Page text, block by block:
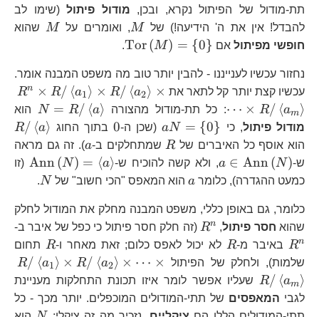
תת-מודול של הפיתול נקרא, ובכן, מודול פיתול (שימו לב
להבדל! אין את ה' הידיעה!) של
M
M, ואומרים על M
M שהוא
חופשי מפיתול אם Tor(M) = {0}
.
נחזור עכשיו לענייננו - להבין יותר טוב מה משפט המבנה אומר.
עכשיו קצת יותר קל לתאר את
Rn × R/ ⟨a1⟩ × R/ ⟨a2⟩ ×
⋯ × R/ ⟨am⟩ : כל תת-מודול מהצורה N = R/ ⟨a⟩
הוא
מודול פיתול, כי
aN=\left\
{
0\right\}
aN = {0} (שכן ה- 0
0בתוך החוג R/ ⟨a⟩
הוא אוסף כל האיברים של R R שמתחלקים ב- a
a). זה גם מראה
ש-
a\in\text{Ann}\left(N\right)
a ∈ Ann(N) , ולא קשה להוכיח ש- Ann(N) = ⟨a⟩
(זו
כמעט ההגדרה), כלומר
a a הוא המאפס "הכי חשוב" של N
N
.
כלומר, גם באופן כללי, משפט המבנה מחלק את המודול לחלק
שהוא חסר פיתול,
R^{n} Rn (זה חלק חסר פיתול כי כפל של איבר ב-
Rn באיבר מ- R R לא יכול לאפס כלום; זאת מאחר ו- R
R תחום
שלמות), ולחלק של הפיתול
R/ ⟨a1⟩ × R/ ⟨a2⟩ × ⋯ ×
R/ ⟨am⟩
שעליו אפשר לומר איזו תכונת התחלקות מעניינת
לגבי המאפסים של תתי-המודולים המוכפלים. יותר מכך - כל